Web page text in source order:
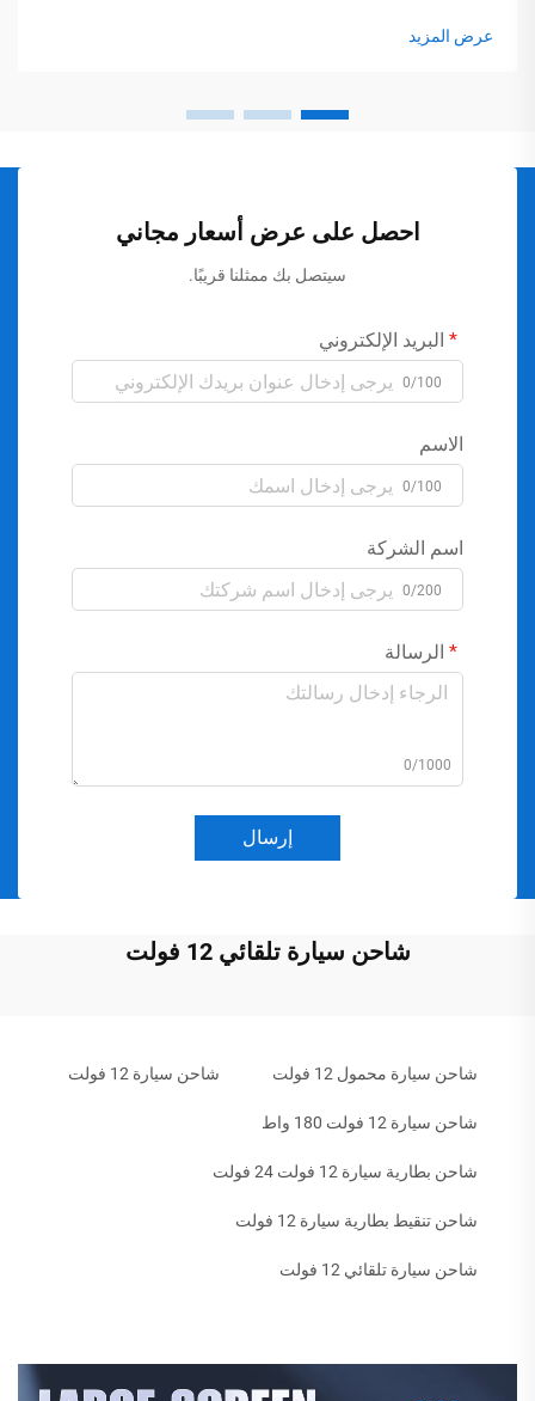
عرض المزيد
احصل على عرض أسعار مجاني
سيتصل بك ممثلنا قريبًا.
البريد الإلكتروني
0/100
الاسم
0/100
اسم الشركة
0/200
الرسالة
0/1000
إرسال
شاحن سيارة تلقائي 12 فولت
شاحن سيارة محمول 12 فولت شاحن سيارة 12 فولت
شاحن سيارة 12 فولت 180 واط
شاحن بطارية سيارة 12 فولت 24 فولت
شاحن تنقيط بطارية سيارة 12 فولت
شاحن سيارة تلقائي 12 فولت